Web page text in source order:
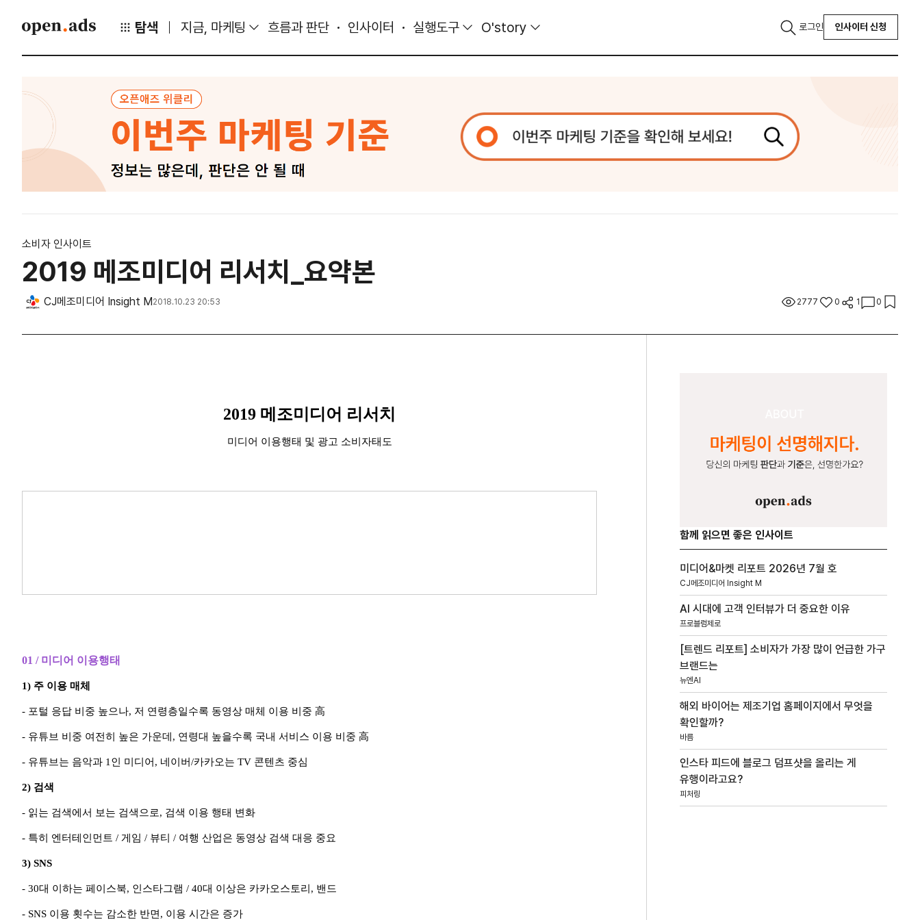
탐색 지금, 마케팅 흐름과 판단 인사이터 실행도구 O'story 로그인 인사이터 신청
소비자 인사이트
2019 메조미디어 리서치_요약본
CJ메조미디어 Insight M 2018.10.23 20:53 2777 0 1 0
2019 메조미디어 리서치
미디어 이용행태 및 광고 소비자태도
01 / 미디어 이용행태
1) 주 이용 매체
- 포털 응답 비중 높으나, 저 연령층일수록 동영상 매체 이용 비중 高
- 유튜브 비중 여전히 높은 가운데, 연령대 높을수록 국내 서비스 이용 비중 高
- 유튜브는 음악과 1인 미디어, 네이버/카카오는 TV 콘텐츠 중심
2) 검색
- 읽는 검색에서 보는 검색으로, 검색 이용 행태 변화
- 특히 엔터테인먼트 / 게임 / 뷰티 / 여행 산업은 동영상 검색 대응 중요
3) SNS
- 30대 이하는 페이스북, 인스타그램 / 40대 이상은 카카오스토리, 밴드
- SNS 이용 횟수는 감소한 반면, 이용 시간은 증가
함께 읽으면 좋은 인사이트
미디어&마켓 리포트 2026년 7월 호
CJ메조미디어 Insight M
AI 시대에 고객 인터뷰가 더 중요한 이유
프로블럼제로
[트렌드 리포트] 소비자가 가장 많이 언급한 가구
브랜드는
뉴엔AI
해외 바이어는 제조기업 홈페이지에서 무엇을
확인할까?
바름
인스타 피드에 블로그 덤프샷을 올리는 게
유행이라고요?
피처링